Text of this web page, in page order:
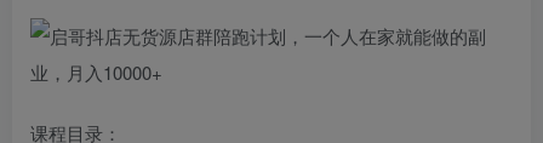
课程目录：